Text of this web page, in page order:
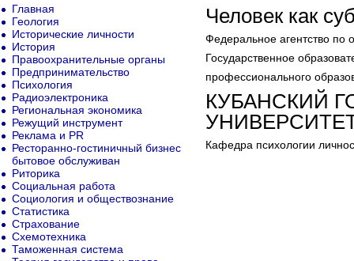
Человек как
Федеральное агентство по
Государственное
профессионального
КУБАНСКИЙ
Кафедра психологии
Главная
Геология
Исторические личности
История
Правоохранительные органы
Предпринимательство
Психология
Радиоэлектроника
Региональная экономика
Режущий инструмент
Реклама и PR
Ресторанно-гостиничный бизнес
бытовое обслуживан
Риторика
Социальная работа
Социология и обществознание
Статистика
Страхование
Схемотехника
Таможенная система